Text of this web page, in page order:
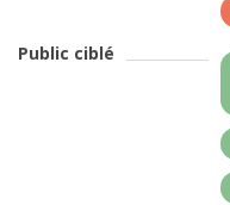
Public ciblé